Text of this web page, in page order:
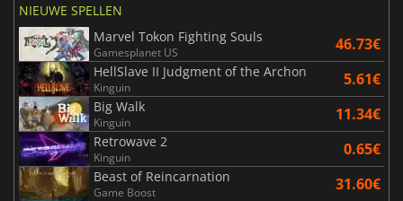
NIEUWE SPELLEN
Marvel Tokon Fighting Souls
Gamesplanet US 46.73€
HellSlave II Judgment of the Archon
Kinguin 5.61€
Big Walk
Kinguin 11.34€
Retrowave 2
Kinguin 0.65€
Beast of Reincarnation
Game Boost 31.60€